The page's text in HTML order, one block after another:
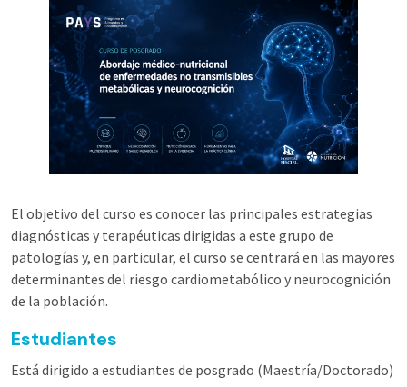
El objetivo del curso es conocer las principales estrategias
diagnósticas y terapéuticas dirigidas a este grupo de
patologías y, en particular, el curso se centrará en las mayores
determinantes del riesgo cardiometabólico y neurocognición
de la población.
Estudiantes
Está dirigido a estudiantes de posgrado (Maestría/Doctorado)